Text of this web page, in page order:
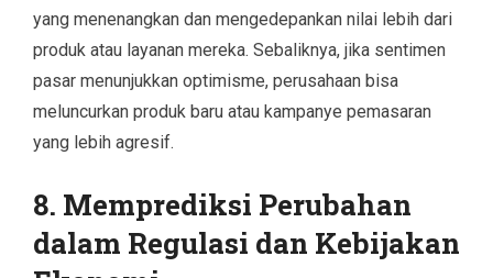
yang menenangkan dan mengedepankan nilai lebih dari
produk atau layanan mereka. Sebaliknya, jika sentimen
pasar menunjukkan optimisme, perusahaan bisa
meluncurkan produk baru atau kampanye pemasaran
yang lebih agresif.
8. Memprediksi Perubahan
dalam Regulasi dan Kebijakan